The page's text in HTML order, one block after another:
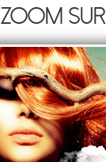
Zoom sur